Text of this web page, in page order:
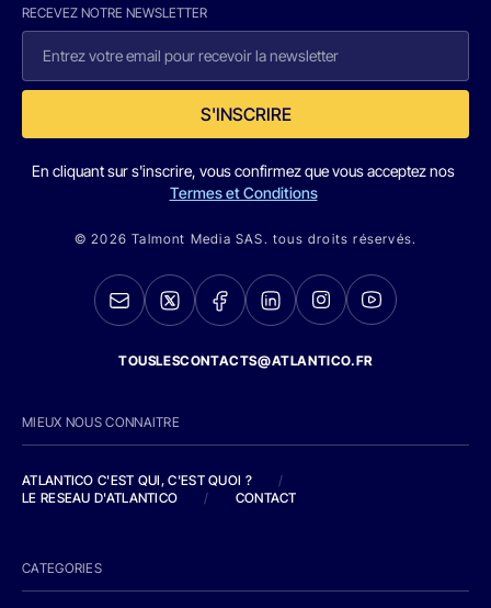
RECEVEZ NOTRE NEWSLETTER
S'INSCRIRE
En cliquant sur s'inscrire, vous confirmez que vous acceptez nos
Termes et Conditions
© 2026 Talmont Media SAS. tous droits réservés.
TOUSLESCONTACTS@ATLANTICO.FR
MIEUX NOUS CONNAITRE
ATLANTICO C'EST QUI, C'EST QUOI ?
/
LE RESEAU D'ATLANTICO
/ CONTACT
CATEGORIES